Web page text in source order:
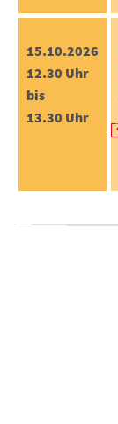
15.10.2026
12.30 Uhr
bis
13.30 Uhr